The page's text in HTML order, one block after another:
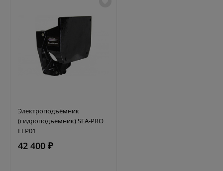
Электроподъёмник
(гидроподъёмник) SEA-PRO
ELP01
42 400 ₽